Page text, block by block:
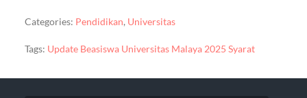
Categories: Pendidikan, Universitas
Tags: Update Beasiswa Universitas Malaya 2025 Syarat